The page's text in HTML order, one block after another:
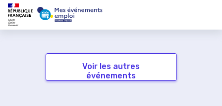
Voir les autres
événements